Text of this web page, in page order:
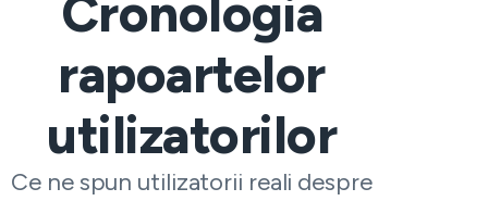
Cronologia
rapoartelor
utilizatorilor
Ce ne spun utilizatorii reali despre